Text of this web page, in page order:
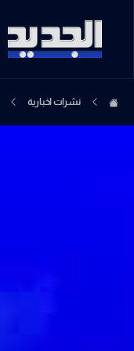
نشرات اخبارية